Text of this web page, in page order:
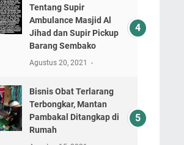
Tentang Supir
Ambulance Masjid Al
Jihad dan Supir Pickup
Barang Sembako
Agustus 20, 2021
Bisnis Obat Terlarang
Terbongkar, Mantan
Pambakal Ditangkap di
Rumah